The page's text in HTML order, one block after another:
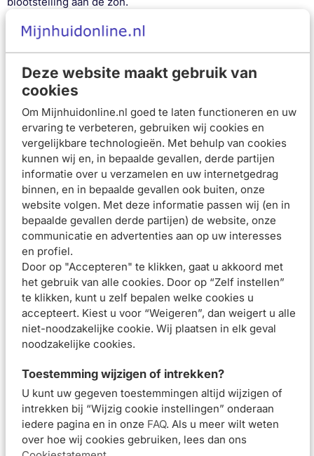
Deze website maakt gebruik van
cookies
Om Mijnhuidonline.nl goed te laten functioneren en uw
ervaring te verbeteren, gebruiken wij cookies en
vergelijkbare technologieën. Met behulp van cookies
kunnen wij en, in bepaalde gevallen, derde partijen
informatie over u verzamelen en uw internetgedrag
binnen, en in bepaalde gevallen ook buiten, onze
website volgen. Met deze informatie passen wij (en in
bepaalde gevallen derde partijen) de website, onze
communicatie en advertenties aan op uw interesses
en profiel.
Door op "Accepteren" te klikken, gaat u akkoord met
het gebruik van alle cookies. Door op “Zelf instellen”
te klikken, kunt u zelf bepalen welke cookies u
accepteert. Kiest u voor “Weigeren”, dan weigert u alle
niet-noodzakelijke cookie. Wij plaatsen in elk geval
noodzakelijke cookies.
Toestemming wijzigen of intrekken?
U kunt uw gegeven toestemmingen altijd wijzigen of
intrekken bij “Wijzig cookie instellingen” onderaan
iedere pagina en in onze FAQ. Als u meer wilt weten
over hoe wij cookies gebruiken, lees dan ons
Vermindert ouderdomsvlekken.
Bevordert de aanmaak van collageen door de huid en
verbetert de elasticiteit ervan.
Vult rimpels op, zelfs diepe
Zonnebescherming SPF 30
Dit product is klinisch en dermatologisch getest
Voor alle huidtypes
Gebruiksadvies
Breng 's ochtends aan op een zorgvuldig gereinigd gezicht,
hals en decolleté. Masseer de crème zachtjes in om het in
te laten trekken en vermijd contact met de ogen. Voor
optimale resultaten gebruiken in combinatie met andere
producten uit het Hyaluron-Filler + Elasticity assortiment.
Samenstelling
Beoordelingen (2)
Aanbevolen artikelen voor
Eucerin Hyaluron-
Filler + Elasticity
Nachtcrème 50ml
Eucerin Hyaluron-
Filler + Elasticity 3D
Serum 30ml en
Dagcrème SPF30 50ml